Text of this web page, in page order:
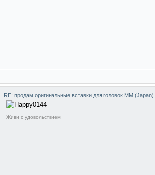
RE: продам оригинальные вставки для головок ММ (Japan)
Живи с удовольствием